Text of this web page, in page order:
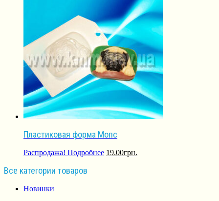
Пластиковая форма Мопс
Распродажа! Подробнее 19.00грн.
Все категории товаров
Новинки